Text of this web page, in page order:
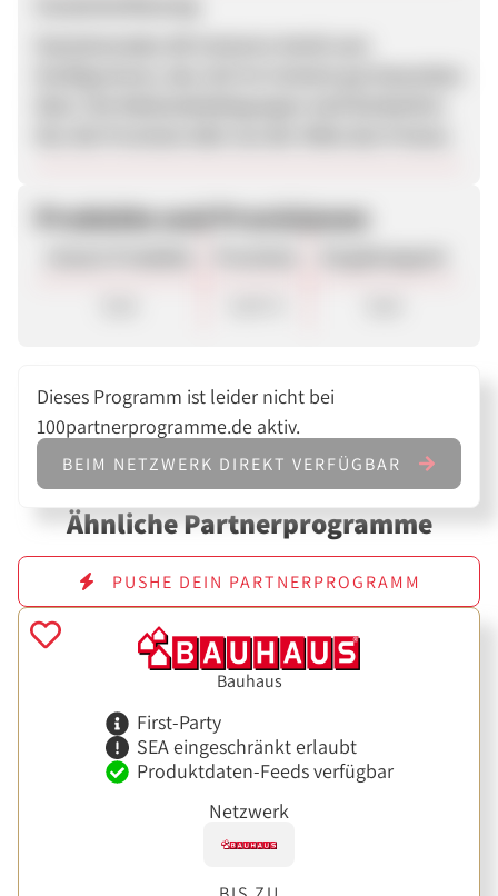
Produkte und Provisionen
Dieses Programm ist leider nicht bei
100partnerprogramme.de aktiv.
BEIM NETZWERK DIREKT VERFÜGBAR
Ähnliche Partnerprogramme
PUSHE DEIN PARTNERPROGRAMM
Bauhaus
First-Party
SEA eingeschränkt erlaubt
Produktdaten-Feeds verfügbar
Netzwerk